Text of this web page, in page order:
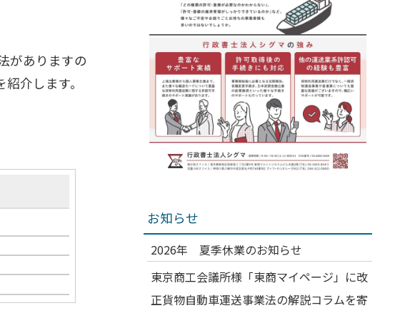
がありますの
介します。
お知らせ
2026年 夏季休業のお知らせ
東京商工会議所様「東商マイページ」に改
正貨物自動車運送事業法の解説コラムを寄